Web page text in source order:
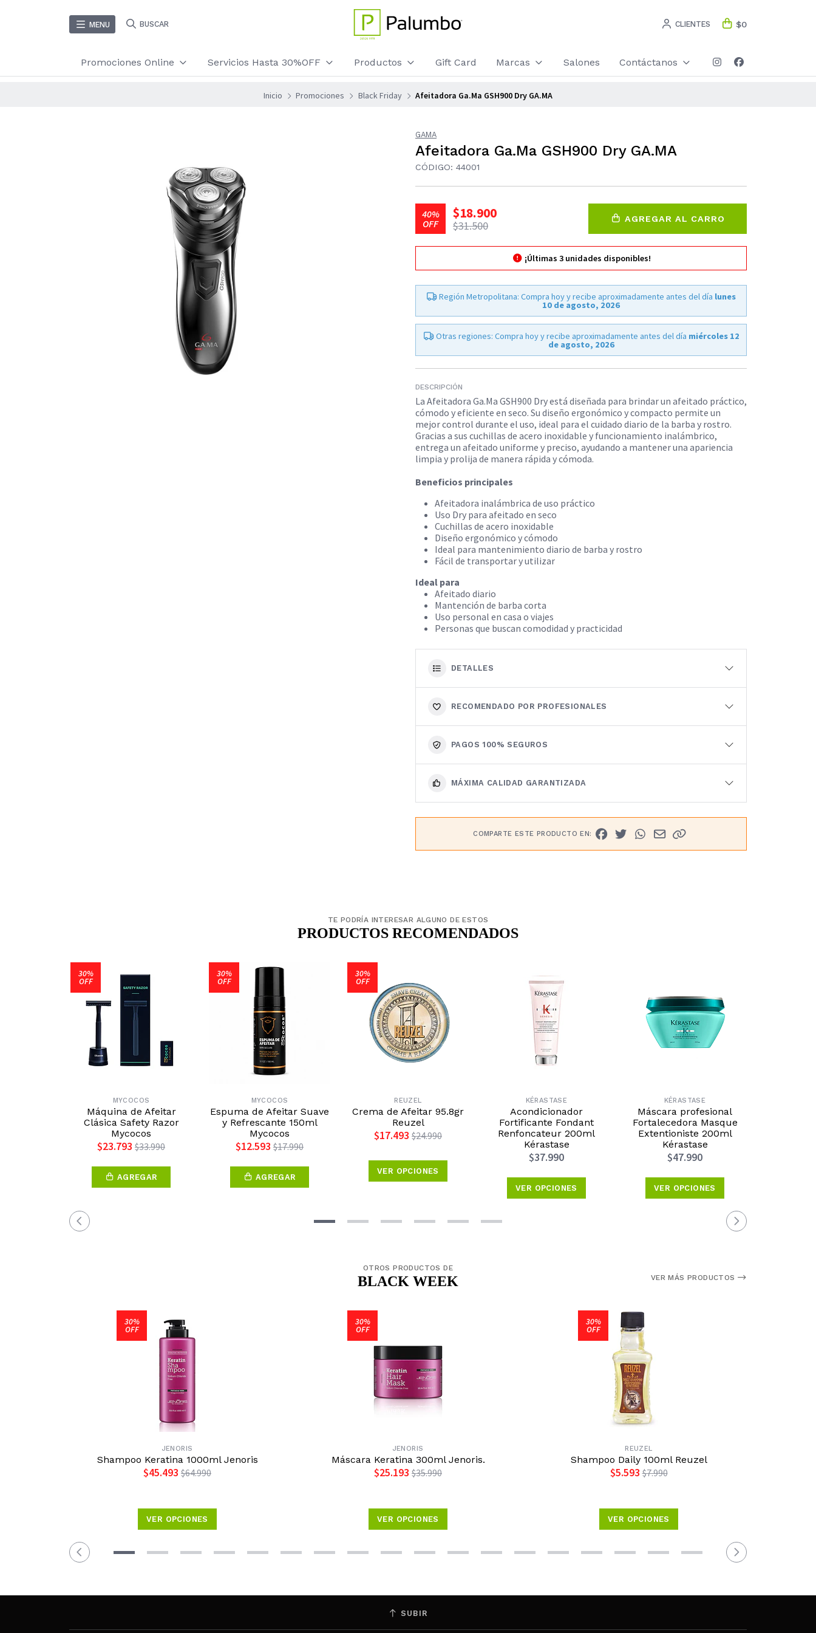
MENU BUSCAR CLIENTES $0
Promociones Online Servicios Hasta 30%OFF Productos Gift Card Marcas Salones Contáctanos
Inicio Promociones Black Friday Afeitadora Ga.Ma GSH900 Dry GA.MA
GAMA
Afeitadora Ga.Ma GSH900 Dry GA.MA
CÓDIGO: 44001
40%
OFF
$18.900
$31.500 AGREGAR AL CARRO
¡Últimas 3unidades disponibles!
Región Metropolitana: Compra hoy y recibe aproximadamente antes del día lunes
10 de agosto, 2026
Otras regiones: Compra hoy y recibe aproximadamente antes del día miércoles 12
de agosto, 2026
DESCRIPCIÓN
La Afeitadora Ga.Ma GSH900 Dry está diseñada para brindar un afeitado práctico,
cómodo y eficiente en seco. Su diseño ergonómico y compacto permite un
mejor control durante el uso, ideal para el cuidado diario de la barba y rostro.​
Gracias a sus cuchillas de acero inoxidable y funcionamiento inalámbrico,
entrega un afeitado uniforme y preciso, ayudando a mantener una apariencia
limpia y prolija de manera rápida y cómoda.
Beneficios principales
​Afeitadora inalámbrica de uso práctico
Uso Dry para afeitado en seco
Cuchillas de acero inoxidable
Diseño ergonómico y cómodo
Ideal para mantenimiento diario de barba y rostro
Fácil de transportar y utilizar
Ideal para
Afeitado diario
Mantención de barba corta
Uso personal en casa o viajes
Personas que buscan comodidad y practicidad
DETALLES
RECOMENDADO POR PROFESIONALES
PAGOS 100% SEGUROS
MÁXIMA CALIDAD GARANTIZADA
COMPARTE ESTE PRODUCTO EN:
TE PODRÍA INTERESAR ALGUNO DE ESTOS
PRODUCTOS RECOMENDADOS
30%
OFF
MYCOCOS
Máquina de Afeitar
Clásica Safety Razor
Mycocos
$23.793 $33.990
AGREGAR
30%
OFF
MYCOCOS
Espuma de Afeitar Suave
y Refrescante 150ml
Mycocos
$12.593 $17.990
AGREGAR
30%
OFF
REUZEL
Crema de Afeitar 95.8gr
Reuzel
$17.493 $24.990
VER OPCIONES
KÉRASTASE
Acondicionador
Fortificante Fondant
Renfoncateur 200ml
Kérastase
$37.990
VER OPCIONES
KÉRASTASE
Máscara profesional
Fortalecedora Masque
Extentioniste 200ml
Kérastase
$47.990
VER OPCIONES
OTROS PRODUCTOS DE
BLACK WEEK VER MÁS PRODUCTOS
30%
OFF
JENORIS
Shampoo Keratina 1000ml Jenoris
$45.493 $64.990
VER OPCIONES
30%
OFF
JENORIS
Máscara Keratina 300ml Jenoris.
$25.193 $35.990
VER OPCIONES
30%
OFF
REUZEL
Shampoo Daily 100ml Reuzel
$5.593 $7.990
VER OPCIONES
SUBIR